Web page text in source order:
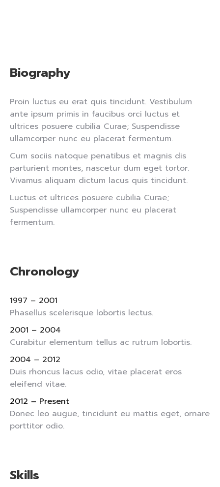
Biography
Proin luctus eu erat quis tincidunt. Vestibulum
ante ipsum primis in faucibus orci luctus et
ultrices posuere cubilia Curae; Suspendisse
ullamcorper nunc eu placerat fermentum.
Cum sociis natoque penatibus et magnis dis
parturient montes, nascetur dum eget tortor.
Vivamus aliquam dictum lacus quis tincidunt.
Luctus et ultrices posuere cubilia Curae;
Suspendisse ullamcorper nunc eu placerat
fermentum.
Chronology
1997 – 2001
Phasellus scelerisque lobortis lectus.
2001 – 2004
Curabitur elementum tellus ac rutrum lobortis.
2004 – 2012
Duis rhoncus lacus odio, vitae placerat eros
eleifend vitae.
2012 – Present
Donec leo augue, tincidunt eu mattis eget, ornare
porttitor odio.
Skills